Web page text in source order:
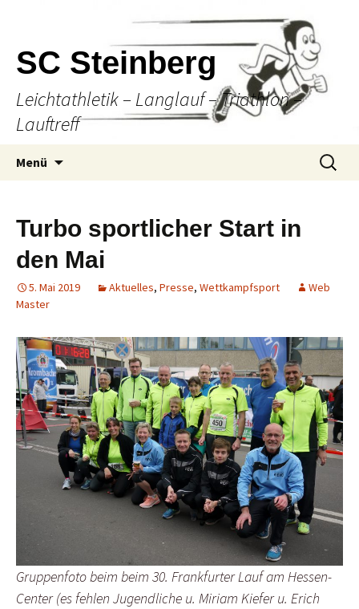
SC Steinberg
Leichtathletik – Langlauf – Triathlon –
Lauftreff
Menü
Suche
nach:
Turbo sportlicher Start in
den Mai
5. Mai 2019 Aktuelles, Presse, Wettkampfsport
Web
Master
Gruppenfoto beim beim 30. Frankfurter Lauf am Hessen-
Center (es fehlen Jugendliche u. Miriam Kiefer u. Erich